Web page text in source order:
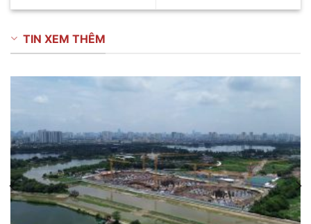
TIN XEM THÊM